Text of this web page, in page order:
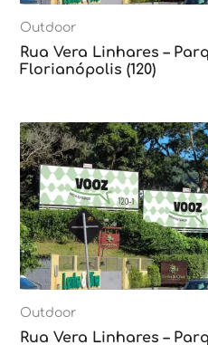
Outdoor
Rua Vera Linhares –
Florianópolis (120)
Outdoor
Rua Vera Linhares –